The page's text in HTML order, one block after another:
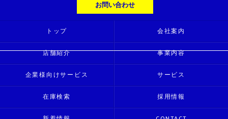
お問い合わせ
トップ 会社案内
店舗紹介 事業内容
企業様向けサービス サービス
在庫検索 採用情報